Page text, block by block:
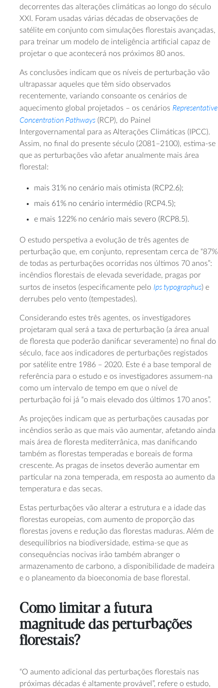
decorrentes das alterações climáticas ao longo do século
XXI. Foram usadas várias décadas de observações de
satélite em conjunto com simulações florestais avançadas,
para treinar um modelo de inteligência artificial capaz de
projetar o que acontecerá nos próximos 80 anos.
As conclusões indicam que os níveis de perturbação vão
ultrapassar aqueles que têm sido observados
recentemente, variando consoante os cenários de
aquecimento global projetados – os cenários Representative
Concentration Pathways (RCP), do Painel
Intergovernamental para as Alterações Climáticas (IPCC).
Assim, no final do presente século (2081–2100), estima-se
que as perturbações vão afetar anualmente mais área
florestal:
mais 31% no cenário mais otimista (RCP2.6);
mais 61% no cenário intermédio (RCP4.5);
e mais 122% no cenário mais severo (RCP8.5).
O estudo perspetiva a evolução de três agentes de
perturbação que, em conjunto, representam cerca de “87%
de todas as perturbações ocorridas nos últimos 70 anos”:
incêndios florestais de elevada severidade, pragas por
surtos de insetos (especificamente pelo Ips typographus) e
derrubes pelo vento (tempestades).
Considerando estes três agentes, os investigadores
projetaram qual será a taxa de perturbação (a área anual
de floresta que poderão danificar severamente) no final do
século, face aos indicadores de perturbações registados
por satélite entre 1986 – 2020. Este é a base temporal de
referência para o estudo e os investigadores assumem-na
como um intervalo de tempo em que o nível de
perturbação foi já “o mais elevado dos últimos 170 anos”.
As projeções indicam que as perturbações causadas por
incêndios serão as que mais vão aumentar, afetando ainda
mais área de floresta mediterrânica, mas danificando
também as florestas temperadas e boreais de forma
crescente. As pragas de insetos deverão aumentar em
particular na zona temperada, em resposta ao aumento da
temperatura e das secas.
Estas perturbações vão alterar a estrutura e a idade das
florestas europeias, com aumento de proporção das
florestas jovens e redução das florestas maduras. Além de
desequilíbrios na biodiversidade, estima-se que as
consequências nocivas irão também abranger o
armazenamento de carbono, a disponibilidade de madeira
e o planeamento da bioeconomia de base florestal.
Como limitar a futura
magnitude das perturbações
florestais?
“O aumento adicional das perturbações florestais nas
próximas décadas é altamente provável”, refere o estudo,